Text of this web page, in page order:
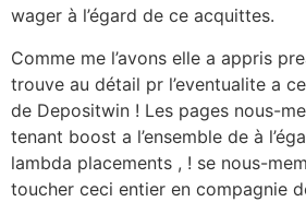
wager à l’égard de ce acquittes.
Comme me l’avons elle a appris
trouve au détail pr l’eventualite a
de Depositwin ! Les pages nous-
tenant boost a l’ensemble de à
lambda placements , ! se nous-
toucher ceci entier en compagnie